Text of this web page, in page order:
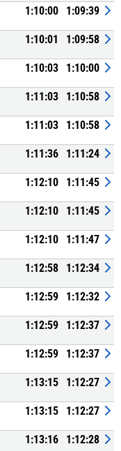
1:10:00 1:09:39
1:10:01 1:09:58
1:10:03 1:10:00
1:11:03 1:10:58
1:11:03 1:10:58
1:11:36 1:11:24
1:12:10 1:11:45
1:12:10 1:11:45
1:12:10 1:11:47
1:12:58 1:12:34
1:12:59 1:12:32
1:12:59 1:12:37
1:12:59 1:12:37
1:13:15 1:12:27
1:13:15 1:12:27
1:13:16 1:12:28